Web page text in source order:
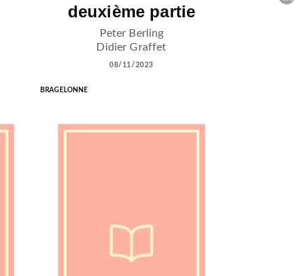
deuxième partie
Peter Berling
Didier Graffet
08/11/2023
BRAGELONNE